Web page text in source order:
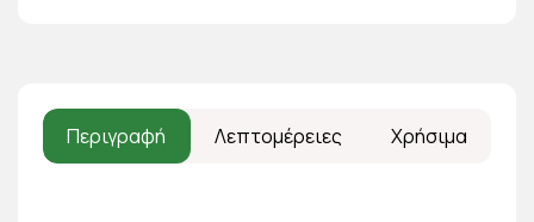
Περιγραφή Λεπτομέρειες Χρήσιμα